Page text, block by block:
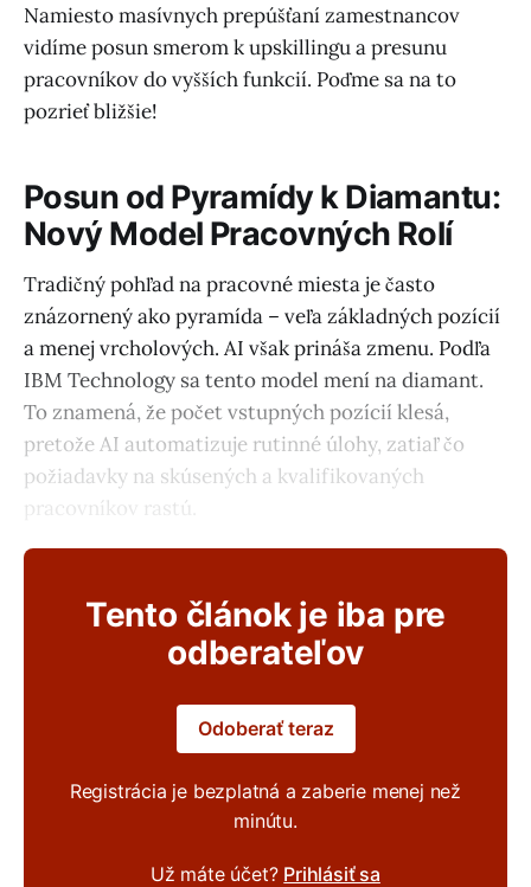
Namiesto masívnych prepúšťaní zamestnancov
vidíme posun smerom k upskillingu a presunu
pracovníkov do vyšších funkcií. Poďme sa na to
pozrieť bližšie!
Posun od Pyramídy k Diamantu:
Nový Model Pracovných Rolí
Tradičný pohľad na pracovné miesta je často
znázornený ako pyramída – veľa základných pozícií
a menej vrcholových. AI však prináša zmenu. Podľa
IBM Technology sa tento model mení na diamant.
To znamená, že počet vstupných pozícií klesá,
pretože AI automatizuje rutinné úlohy, zatiaľ čo
požiadavky na skúsených a kvalifikovaných
pracovníkov rastú.
Tento článok je iba pre
odberateľov
Odoberať teraz
Registrácia je bezplatná a zaberie menej než
minútu.
Už máte účet? Prihlásiť sa